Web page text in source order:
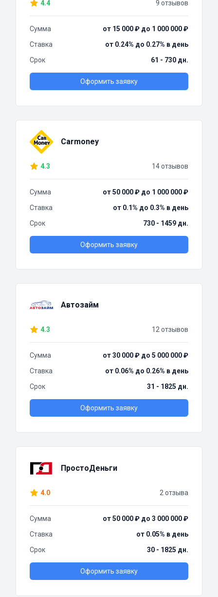
4.4 9 отзывов
Сумма
от 15 000 ₽ до 1 000 000 ₽
Ставка
от 0.24% до 0.27% в день
Срок
61 - 730 дн.
Оформить заявку
Carmoney
4.3 14 отзывов
Сумма
от 50 000 ₽ до 1 000 000 ₽
Ставка
от 0.1% до 0.3% в день
Срок
730 - 1459 дн.
Оформить заявку
Автозайм
4.3 12 отзывов
Сумма
от 30 000 ₽ до 5 000 000 ₽
Ставка
от 0.06% до 0.26% в день
Срок
31 - 1825 дн.
Оформить заявку
ПростоДеньги
4.0 2 отзыва
Сумма
от 50 000 ₽ до 3 000 000 ₽
Ставка
от 0.05% в день
Срок
30 - 1825 дн.
Оформить заявку